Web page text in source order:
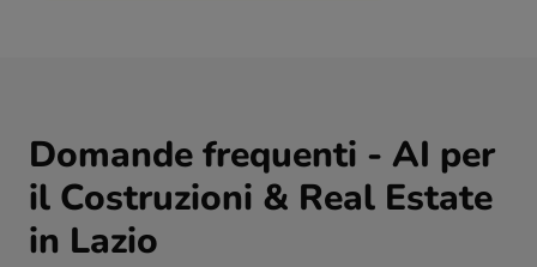
Domande frequenti - AI per
il Costruzioni & Real Estate
in Lazio